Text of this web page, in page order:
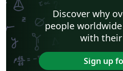
Discover why
people
with
Sign up